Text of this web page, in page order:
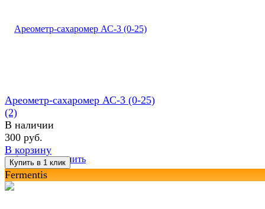
избранное сравнить
Ареометр-сахаромер АС-3 (0-25)
(2)
В наличии
300 руб.
В корзину
Fermentis